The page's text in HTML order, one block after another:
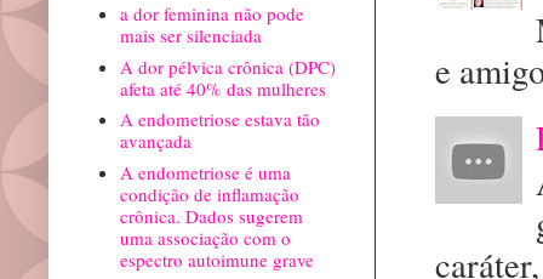
e
a dor feminina não pode
mais ser silenciada
A dor pélvica crônica (DPC)
afeta até 40% das mulheres
A endometriose estava tão
avançada
A endometriose é uma
condição de inflamação
crônica. Dados sugerem
uma associação com o
espectro autoimune grave